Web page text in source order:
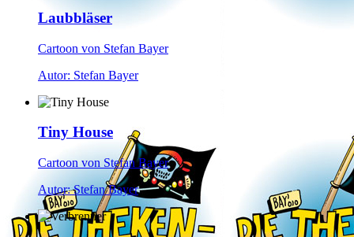
Laubbläser
Cartoon von Stefan Bayer
Autor: Stefan Bayer
Tiny House
Cartoon von Stefan Bayer
Autor: Stefan Bayer